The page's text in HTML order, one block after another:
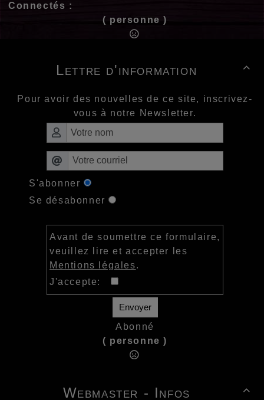
Connectés :
( personne )

Lettre d'information
Pour avoir des nouvelles de ce site, inscrivez-
vous à notre Newsletter.
S'abonner
Se désabonner
Avant de soumettre ce formulaire,
veuillez lire et accepter les
Mentions légales.
J'accepte:
Envoyer
Abonné
( personne )

Webmaster - Infos